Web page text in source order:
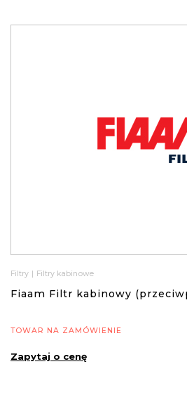
Filtry Filtry kabinowe
Fiaam Filtr kabinowy
TOWAR NA ZAMÓWIENIE
Zapytaj o cenę